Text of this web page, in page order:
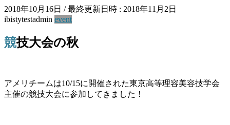
2018年10月16日 / 最終更新日時 : 2018年11月2日
ibistytestadmin event
競技大会の秋
アメリチームは10/15に開催された東京高等理容美容技学会
主催の競技大会に参加してきました！